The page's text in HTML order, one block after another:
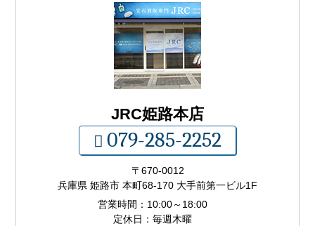
JRC姫路本店
079-285-2252
〒 670-0012
兵庫県 姫路市 本町68-170 大手前第一ビル1F
営業時間： 10:00～ 18:00
定休日：毎週木曜